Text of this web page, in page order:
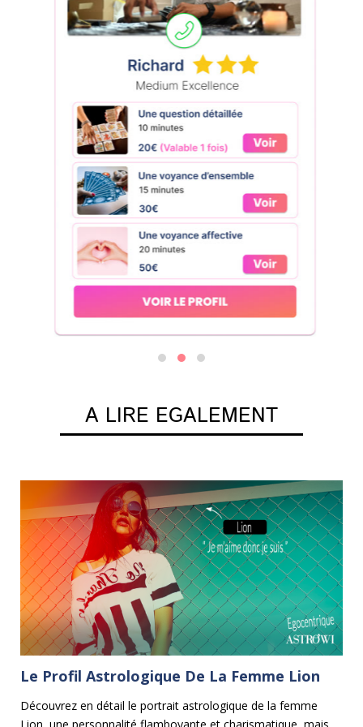
A LIRE EGALEMENT
Le Profil Astrologique De La Femme Lion
Découvrez en détail le portrait astrologique de la femme